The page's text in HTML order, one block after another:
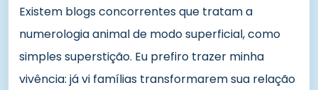
Existem blogs concorrentes que tratam a
numerologia animal de modo superficial, como
simples superstição. Eu prefiro trazer minha
vivência: já vi famílias transformarem sua relação